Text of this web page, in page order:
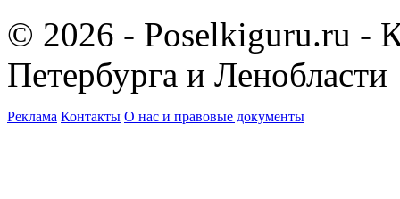
© 2026 - Poselkiguru.ru -
Петербурга и Ленобласти
Реклама Контакты О нас и правовые документы